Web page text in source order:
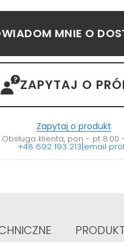
MNIE O
ZAPYTAJ O
Zapytaj o produkt
Obsługa klienta, pon - pt 8:00 -
+48 692 193 213[email